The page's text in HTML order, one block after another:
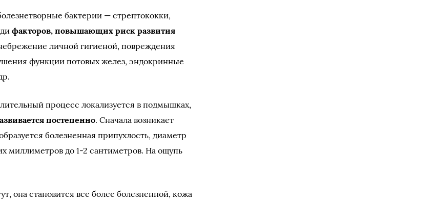
бактерии — стрептококки,
факторов, повышающих риск развития
личной гигиеной, повреждения
функции потовых желез, эндокринные
процесс локализуется в подмышках,
постепенно. Сначала возникает
болезненная припухлость, диаметр
миллиметров до 1-2 сантиметров. На ощупь
она становится все более болезненной, кожа